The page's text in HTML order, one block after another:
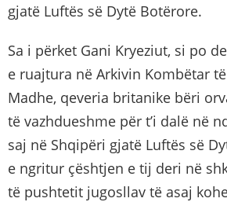
gjatë Luftës së Dytë Botërore.
Sa i përket Gani Kryeziut, si po
e ruajtura në Arkivin Kombëtar
Madhe, qeveria britanike bëri
të vazhdueshme për t’i dalë në
saj në Shqipëri gjatë Luftës së
e ngritur çështjen e tij deri në
të pushtetit jugosllav të asaj